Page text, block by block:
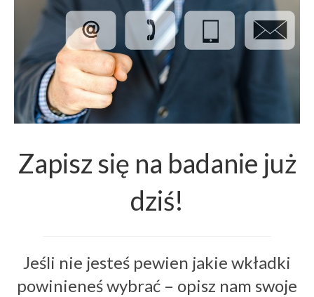
Zapisz się na badanie już
dziś!
Jeśli nie jesteś pewien jakie wkładki
powinieneś wybrać – opisz nam swoje